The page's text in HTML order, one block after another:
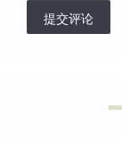
提交评论